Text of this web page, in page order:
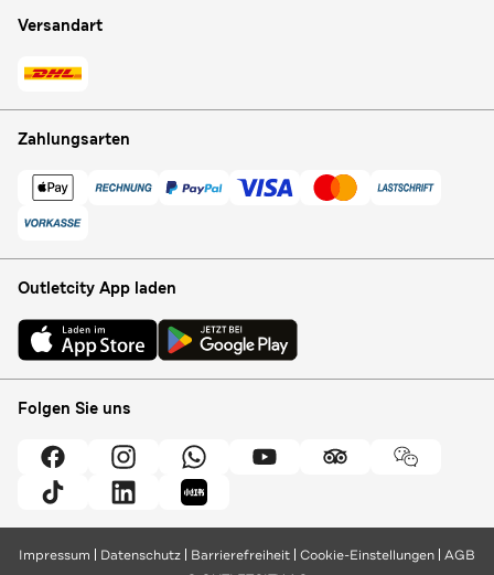
Versandart
Zahlungsarten
Outletcity App laden
Folgen Sie uns
Impressum Datenschutz Barrierefreiheit Cookie-Einstellungen AGB